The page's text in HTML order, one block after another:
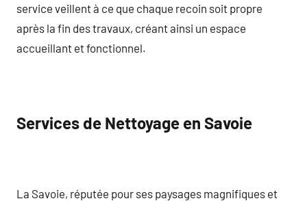
service veillent à ce que chaque recoin soit propre
après la fin des travaux, créant ainsi un espace
accueillant et fonctionnel.
Services de Nettoyage en Savoie
La Savoie, réputée pour ses paysages magnifiques et